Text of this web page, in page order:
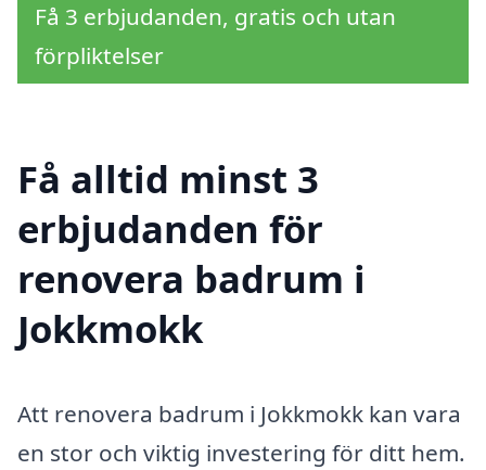
Få 3 erbjudanden, gratis och utan
förpliktelser
Få alltid minst 3
erbjudanden för
renovera badrum i
Jokkmokk
Att renovera badrum i Jokkmokk kan vara
en stor och viktig investering för ditt hem.